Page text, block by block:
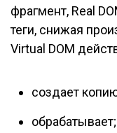
фрагмент, Real
теги, снижая
Virtual DOM
создает
обрабатывает;